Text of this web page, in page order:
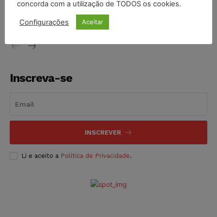
proibição dos jogos de azar no Brasil
NOTÍCIAS 06/08/2026
Inscreva-se
INSCREVER
Li e aceito a Política de Privacidade.
concorda com a utilização de TODOS os cookies.
Configurações Aceitar